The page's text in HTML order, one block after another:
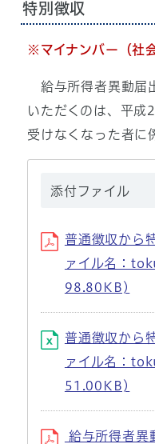
特別徴収
※マイナンバー（社
給与所得者異動届
いただくのは、平成
受けなくなった者に
添付ファイル
普通徴収から
ァイル名：
98.80KB)
普通徴収から
ァイル名：
51.00KB)
給与所得者異